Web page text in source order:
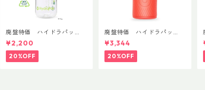
廃盤特価 ハイドラパッ
ク リーコン ツイスト＆シ
ップ 500ml
¥2,200
20%OFF
廃盤特価 ハイドラパッ
ク フラックス 750ml
¥3,344
20%OFF